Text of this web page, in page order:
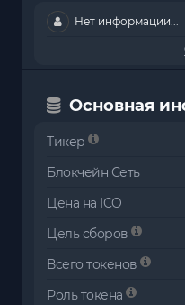
Нет информации...
Основная
Тикер
Блокчейн Сеть
Цена на ICO
Цель сборов
Всего токенов
Роль токена